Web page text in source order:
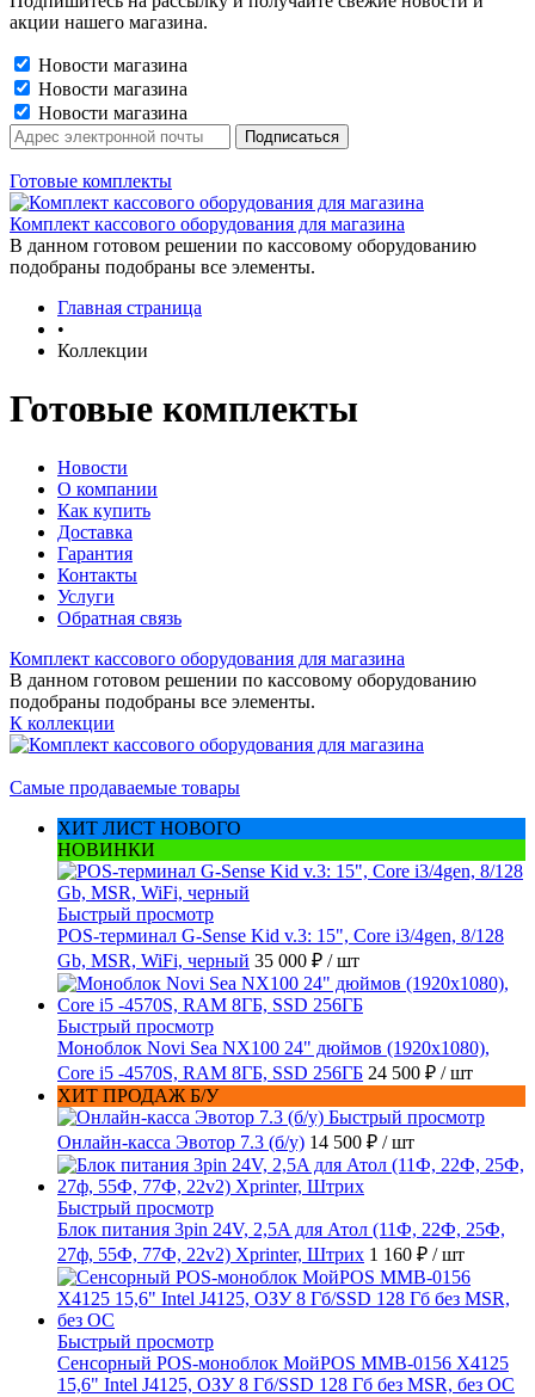
акции нашего магазина.
Новости магазина
Новости магазина
Новости магазина
Готовые комплекты
Комплект кассового оборудования для магазина
В данном готовом решении по кассовому оборудованию
подобраны подобраны все элементы.
Главная страница
•
Коллекции
Готовые комплекты
Новости
О компании
Как купить
Доставка
Гарантия
Контакты
Услуги
Обратная связь
Комплект кассового оборудования для магазина
В данном готовом решении по кассовому оборудованию
подобраны подобраны все элементы.
К коллекции
Самые продаваемые товары
ХИТ ЛИСТ НОВОГО
НОВИНКИ
Быстрый просмотр
POS-терминал G-Sense Kid v.3: 15", Core i3/4gen, 8/128
Gb, MSR, WiFi, черный 35 000 ₽ / шт
Быстрый просмотр
Моноблок Novi Sea NX100 24" дюймов (1920x1080),
Core i5 -4570S, RAM 8ГБ, SSD 256ГБ 24 500 ₽ / шт
ХИТ ПРОДАЖ Б/У
Быстрый просмотр
Онлайн-касса Эвотор 7.3 (б/у) 14 500 ₽ / шт
Быстрый просмотр
Блок питания 3pin 24V, 2,5A для Атол (11Ф, 22Ф, 25Ф,
27ф, 55Ф, 77Ф, 22v2) Xprinter, Штрих 1 160 ₽ / шт
Быстрый просмотр
Сенсорный POS-моноблок МойPOS MMB-0156 X4125
15,6" Intel J4125, ОЗУ 8 Гб/SSD 128 Гб без MSR, без ОС